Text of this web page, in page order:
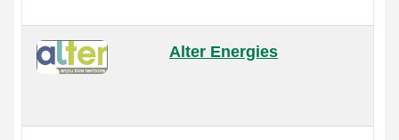
Alter Energies